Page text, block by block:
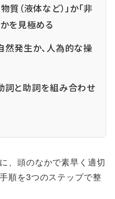
質（液体など）」か「非
かを見極める
然発生か、人為的な操
詞と助詞を組み合わせ
、頭のなかで素早く適切
順を3つのステップで整